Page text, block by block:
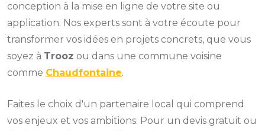
conception à la mise en ligne de votre site ou
application. Nos experts sont à votre écoute pour
transformer vos idées en projets concrets, que vous
soyez à Trooz ou dans une commune voisine
comme Chaudfontaine.
Faites le choix d'un partenaire local qui comprend
vos enjeux et vos ambitions. Pour un devis gratuit ou